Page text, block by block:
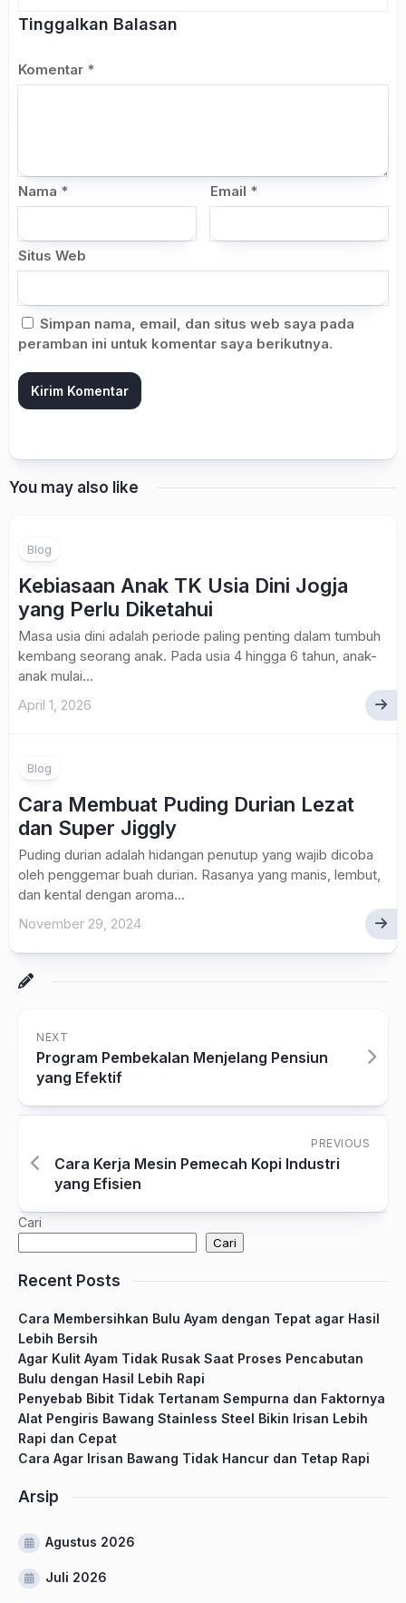
Tinggalkan Balasan
Komentar *
Nama * Email *
Situs Web
Simpan nama, email, dan situs web saya pada
peramban ini untuk komentar saya berikutnya.
You may also like
Blog
Kebiasaan Anak TK Usia Dini Jogja
yang Perlu Diketahui
Masa usia dini adalah periode paling penting dalam tumbuh
kembang seorang anak. Pada usia 4 hingga 6 tahun, anak-
anak mulai...
April 1, 2026
Blog
Cara Membuat Puding Durian Lezat
dan Super Jiggly
Puding durian adalah hidangan penutup yang wajib dicoba
oleh penggemar buah durian. Rasanya yang manis, lembut,
dan kental dengan aroma...
November 29, 2024
NEXT
Program Pembekalan Menjelang Pensiun
yang Efektif
PREVIOUS
Cara Kerja Mesin Pemecah Kopi Industri
yang Efisien
Cari
Cari
Recent Posts
Cara Membersihkan Bulu Ayam dengan Tepat agar Hasil
Lebih Bersih
Agar Kulit Ayam Tidak Rusak Saat Proses Pencabutan
Bulu dengan Hasil Lebih Rapi
Penyebab Bibit Tidak Tertanam Sempurna dan Faktornya
Alat Pengiris Bawang Stainless Steel Bikin Irisan Lebih
Rapi dan Cepat
Cara Agar Irisan Bawang Tidak Hancur dan Tetap Rapi
Arsip
Agustus 2026
Juli 2026